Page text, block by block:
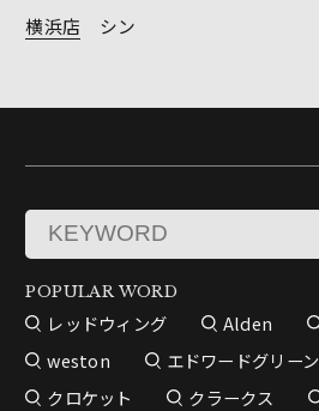
横浜店 シン
POPULAR WORD
レッドウィング Alden
weston
エドワードグリーン
クロケット
クラークス